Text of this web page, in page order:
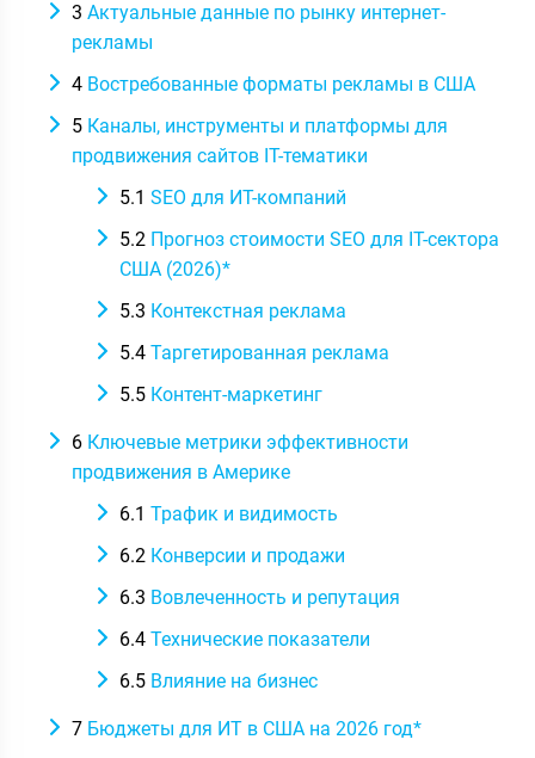
3 Актуальные данные по рынку интернет-
рекламы
4 Востребованные форматы рекламы в США
5 Каналы, инструменты и платформы для
продвижения сайтов IT-тематики
5.1 SEO для ИТ-компаний
5.2 Прогноз стоимости SEO для IT-сектора
США (2026)*
5.3 Контекстная реклама
5.4 Таргетированная реклама
5.5 Контент-маркетинг
6 Ключевые метрики эффективности
продвижения в Америке
6.1 Трафик и видимость
6.2 Конверсии и продажи
6.3 Вовлеченность и репутация
6.4 Технические показатели
6.5 Влияние на бизнес
7 Бюджеты для ИТ в США на 2026 год*